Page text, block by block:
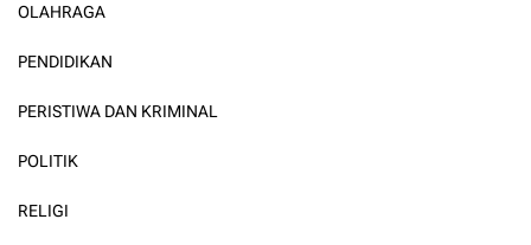
OLAHRAGA
PENDIDIKAN
PERISTIWA DAN KRIMINAL
POLITIK
RELIGI